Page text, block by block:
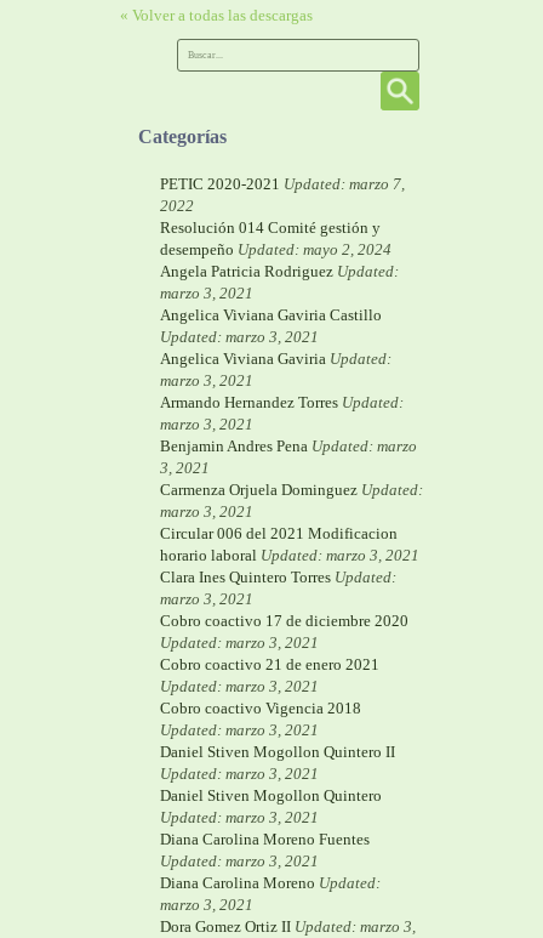
« Volver a todas las descargas
Categorías
PETIC 2020-2021 Updated: marzo 7,
2022
Resolución 014 Comité gestión y
desempeño Updated: mayo 2, 2024
Angela Patricia Rodriguez Updated:
marzo 3, 2021
Angelica Viviana Gaviria Castillo
Updated: marzo 3, 2021
Angelica Viviana Gaviria Updated:
marzo 3, 2021
Armando Hernandez Torres Updated:
marzo 3, 2021
Benjamin Andres Pena Updated: marzo
3, 2021
Carmenza Orjuela Dominguez Updated:
marzo 3, 2021
Circular 006 del 2021 Modificacion
horario laboral Updated: marzo 3, 2021
Clara Ines Quintero Torres Updated:
marzo 3, 2021
Cobro coactivo 17 de diciembre 2020
Updated: marzo 3, 2021
Cobro coactivo 21 de enero 2021
Updated: marzo 3, 2021
Cobro coactivo Vigencia 2018
Updated: marzo 3, 2021
Daniel Stiven Mogollon Quintero II
Updated: marzo 3, 2021
Daniel Stiven Mogollon Quintero
Updated: marzo 3, 2021
Diana Carolina Moreno Fuentes
Updated: marzo 3, 2021
Diana Carolina Moreno Updated:
marzo 3, 2021
Dora Gomez Ortiz II Updated: marzo 3,